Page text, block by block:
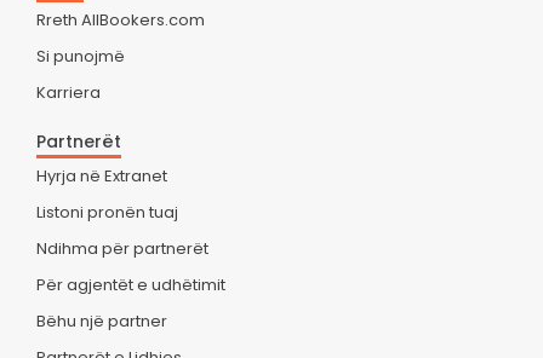
Rreth AllBookers.com
Si punojmë
Karriera
Partnerët
Hyrja në Extranet
Listoni pronën tuaj
Ndihma për partnerët
Për agjentët e udhëtimit
Bëhu një partner